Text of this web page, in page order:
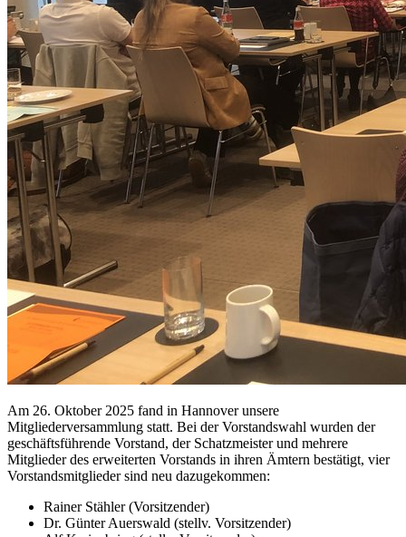
Am 26. Oktober 2025 fand in Hannover unsere
Mitgliederversammlung statt. Bei der Vorstandswahl wurden der
geschäftsführende Vorstand, der Schatzmeister und mehrere
Mitglieder des erweiterten Vorstands in ihren Ämtern bestätigt, vier
Vorstandsmitglieder sind neu dazugekommen:
Rainer Stähler (Vorsitzender)
Dr. Günter Auerswald (stellv. Vorsitzender)